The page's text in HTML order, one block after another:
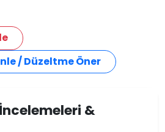
/ Düzeltme Öner
&